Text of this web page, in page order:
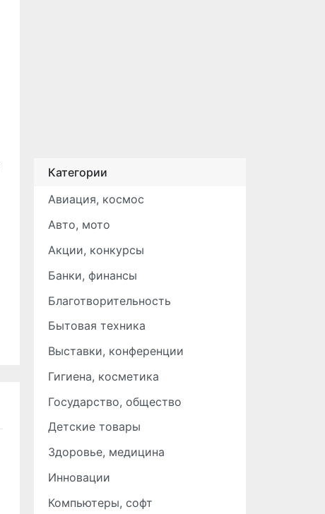
Категории
Авиация, космос
Авто, мото
Акции, конкурсы
Банки, финансы
Благотворительность
Бытовая техника
Выставки, конференции
Гигиена, косметика
Государство, общество
Детские товары
Здоровье, медицина
Инновации
Компьютеры, софт